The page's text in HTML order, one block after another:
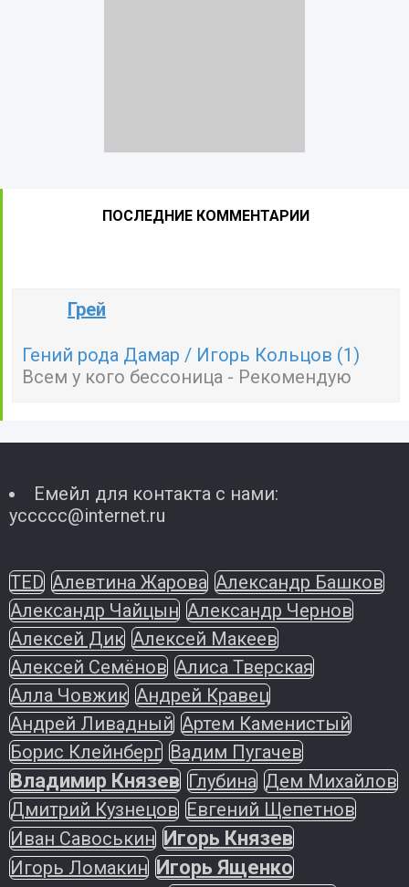
ПОСЛЕДНИЕ КОММЕНТАРИИ
Грей
Гений рода Дамар / Игорь Кольцов (1)
Всем у кого бессоница - Рекомендую
Емейл для контакта с нами:
yccccc@internet.ru
TED Алевтина Жарова Александр Башков
Александр Чайцын Александр Чернов
Алексей Дик Алексей Макеев
Алексей Семёнов Алиса Тверская
Алла Човжик Андрей Кравец
Андрей Ливадный Артем Каменистый
Борис Клейнберг Вадим Пугачев
Владимир Князев Глубина Дем Михайлов
Дмитрий Кузнецов Евгений Щепетнов
Иван Савоськин Игорь Князев
Игорь Ломакин Игорь Ященко